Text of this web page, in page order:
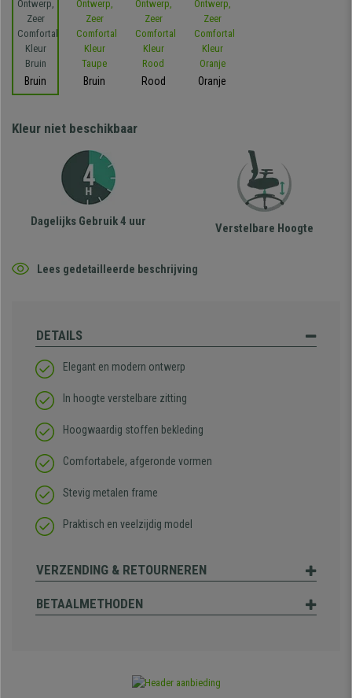
Bruin Bruin Rood Oranje
Kleur niet beschikbaar
Dagelijks Gebruik 4 uur Verstelbare Hoogte
Lees gedetailleerde beschrijving
DETAILS
Elegant en modern ontwerp
In hoogte verstelbare zitting
Hoogwaardig stoffen bekleding
Comfortabele, afgeronde vormen
Stevig metalen frame
Praktisch en veelzijdig model
VERZENDING & RETOURNEREN
BETAALMETHODEN